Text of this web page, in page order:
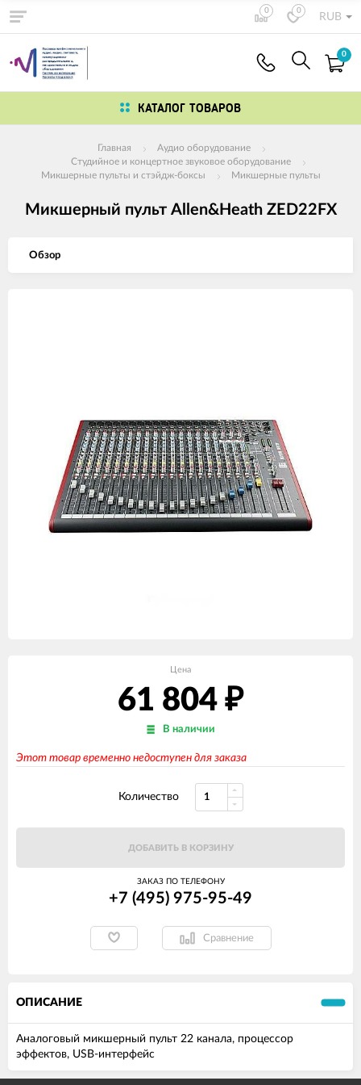
0 0
RUB
0
КАТАЛОГ ТОВАРОВ
Главная
Аудио оборудование
Студийное и концертное звуковое оборудование
Микшерные пульты и стэйдж-боксы
Микшерные пульты
Микшерный пульт Allen&Heath ZED22FX
Обзор
Цена
61 804 ₽
В наличии
Этот товар временно недоступен для заказа
Количество
ДОБАВИТЬ В КОРЗИНУ
ЗАКАЗ ПО ТЕЛЕФОНУ
+7 (495) 975-95-49
Сравнение
ОПИСАНИЕ
Аналоговый микшерный пульт 22 канала, процессор
эффектов, USB-интерфейс